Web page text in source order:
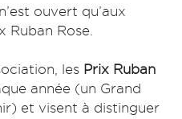
ouvert qu’aux
Ruban Rose.
les Prix Ruban
année (un Grand
et visent à distinguer